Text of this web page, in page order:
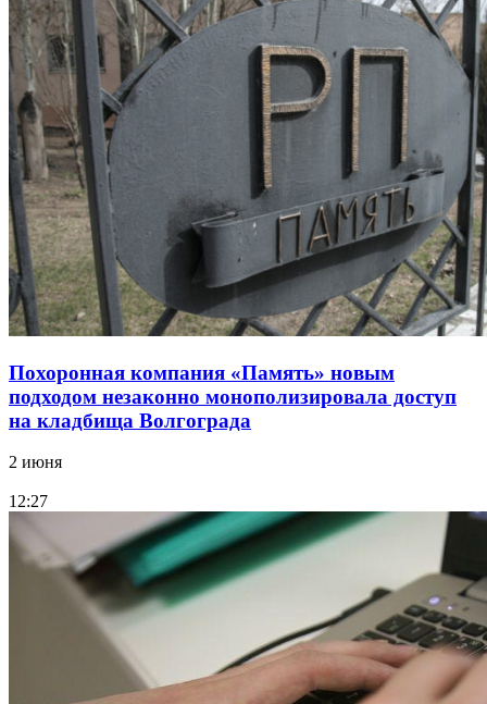
Похоронная компания «Память» новым
подходом незаконно монополизировала доступ
на кладбища Волгограда
2 июня
12:27